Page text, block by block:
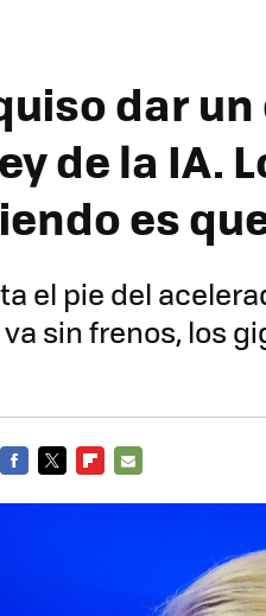
dar
de la IA.
es
el pie del
sin frenos, los